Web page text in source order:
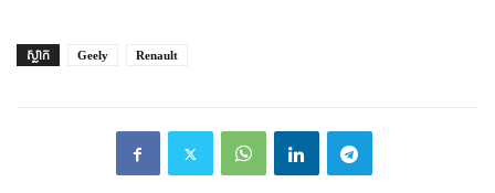
ស្លាក Geely Renault